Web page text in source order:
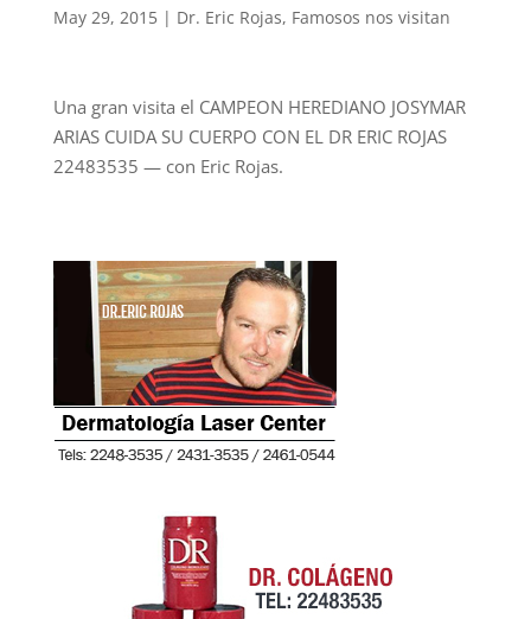
May 29, 2015| Dr. Eric Rojas, Famosos nos visitan
Una gran visita el CAMPEON HEREDIANO JOSYMAR
ARIAS CUIDA SU CUERPO CON EL DR ERIC ROJAS
22483535 — con Eric Rojas.